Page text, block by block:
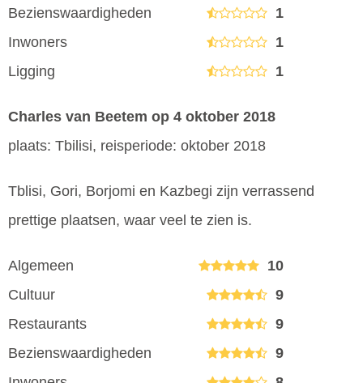
Bezienswaardigheden
1
Inwoners
1
Ligging
1
Charles van Beetem op 4 oktober 2018
plaats: Tbilisi, reisperiode: oktober 2018
Tblisi, Gori, Borjomi en Kazbegi zijn verrassend
prettige plaatsen, waar veel te zien is.
Algemeen
10
Cultuur
9
Restaurants
9
Bezienswaardigheden
9